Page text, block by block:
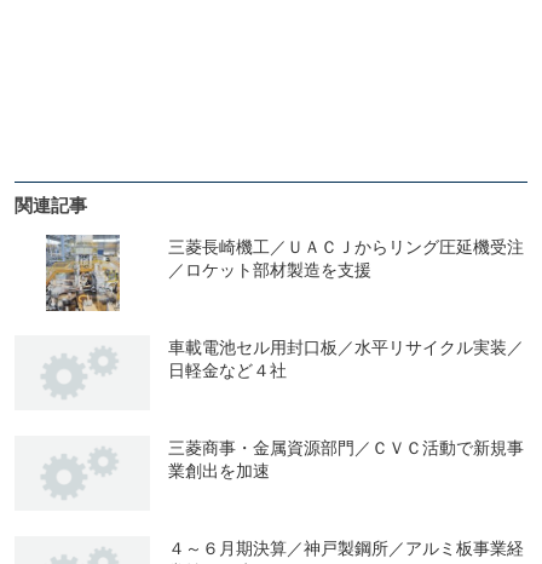
関連記事
三菱長崎機工／ＵＡＣＪからリング圧延機受注
／ロケット部材製造を支援
車載電池セル用封口板／水平リサイクル実装／
日軽金など４社
三菱商事・金属資源部門／ＣＶＣ活動で新規事
業創出を加速
４～６月期決算／神戸製鋼所／アルミ板事業経